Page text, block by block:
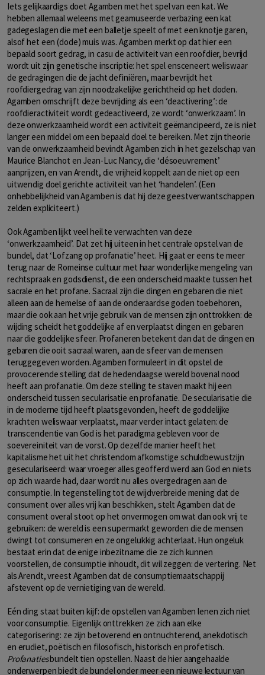
Iets gelijkaardigs doet Agamben met het spel van een kat. We
hebben allemaal weleens met geamuseerde verbazing een kat
gadegeslagen die met een balletje speelt of met een knotje garen,
alsof het een (dode) muis was. Agamben merkt op dat hier een
bepaald soort gedrag, in casu de activiteit van een roofdier, bevrijd
wordt uit zijn genetische inscriptie: het spel ensceneert weliswaar
de gedragingen die de jacht definiëren, maar bevrijdt het
roofdiergedrag van zijn noodzakelijke gerichtheid op het doden.
Agamben omschrijft deze bevrijding als een ‘deactivering’: de
roofdieractiviteit wordt gedeactiveerd, ze wordt ‘onwerkzaam’. In
deze onwerkzaamheid wordt een activiteit geëmancipeerd, ze is niet
langer een middel om een bepaald doel te bereiken. Met zijn theorie
van de onwerkzaamheid bevindt Agamben zich in het gezelschap van
Maurice Blanchot en Jean-Luc Nancy, die ‘désoeuvrement’
aanprijzen, en van Arendt, die vrijheid koppelt aan de niet op een
uitwendig doel gerichte activiteit van het ‘handelen’. (Een
onhebbelijkheid van Agamben is dat hij deze geestverwantschappen
zelden expliciteert.)
Ook Agamben lijkt veel heil te verwachten van deze
‘onwerkzaamheid’. Dat zet hij uiteen in het centrale opstel van de
bundel, dat ‘Lofzang op profanatie’ heet. Hij gaat er eens te meer
terug naar de Romeinse cultuur met haar wonderlijke mengeling van
rechtspraak en godsdienst, die een onderscheid maakte tussen het
sacrale en het profane. Sacraal zijn die dingen en gebaren die niet
alleen aan de hemelse of aan de onderaardse goden toebehoren,
maar die ook aan het vrije gebruik van de mensen zijn onttrokken: de
wijding scheidt het goddelijke af en verplaatst dingen en gebaren
naar die goddelijke sfeer. Profaneren betekent dan dat de dingen en
gebaren die ooit sacraal waren, aan de sfeer van de mensen
teruggegeven worden. Agamben formuleert in dit opstel de
provocerende stelling dat de hedendaagse wereld bovenal nood
heeft aan profanatie. Om deze stelling te staven maakt hij een
onderscheid tussen secularisatie en profanatie. De secularisatie die
in de moderne tijd heeft plaatsgevonden, heeft de goddelijke
krachten weliswaar verplaatst, maar verder intact gelaten: de
transcendentie van God is het paradigma gebleven voor de
soevereiniteit van de vorst. Op dezelfde manier heeft het
kapitalisme het uit het christendom afkomstige schuldbewustzijn
geseculariseerd: waar vroeger alles geofferd werd aan God en niets
op zich waarde had, daar wordt nu alles overgedragen aan de
consumptie. In tegenstelling tot de wijdverbreide mening dat de
consument over alles vrij kan beschikken, stelt Agamben dat de
consument overal stoot op het onvermogen om wat dan ook vrij te
gebruiken: de wereld is een supermarkt geworden die de mensen
dwingt tot consumeren en ze ongelukkig achterlaat. Hun ongeluk
bestaat erin dat de enige inbezitname die ze zich kunnen
voorstellen, de consumptie inhoudt, dit wil zeggen: de vertering. Net
als Arendt, vreest Agamben dat de consumptiemaatschappij
afstevent op de vernietiging van de wereld.
Eén ding staat buiten kijf: de opstellen van Agamben lenen zich niet
voor consumptie. Eigenlijk onttrekken ze zich aan elke
categorisering: ze zijn betoverend en ontnuchterend, anekdotisch
en erudiet, poëtisch en filosofisch, historisch en profetisch.
Profanatiesbundelt tien opstellen. Naast de hier aangehaalde
onderwerpen biedt de bundel onder meer een nieuwe lectuur van